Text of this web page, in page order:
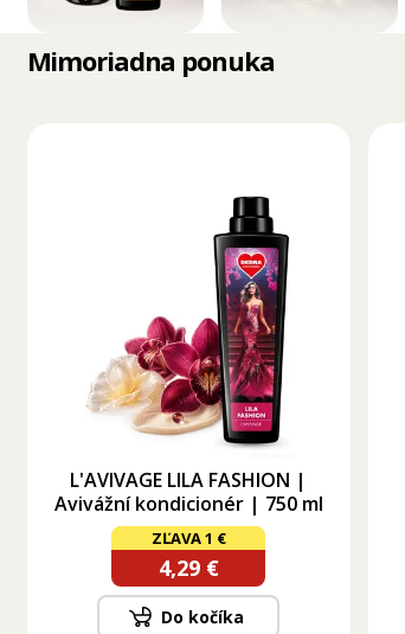
Mimoriadna ponuka
L'AVIVAGE LILA FASHION |
Avivážní kondicionér | 750 ml
ZĽAVA 1 €
4,29 €
Do kočíka